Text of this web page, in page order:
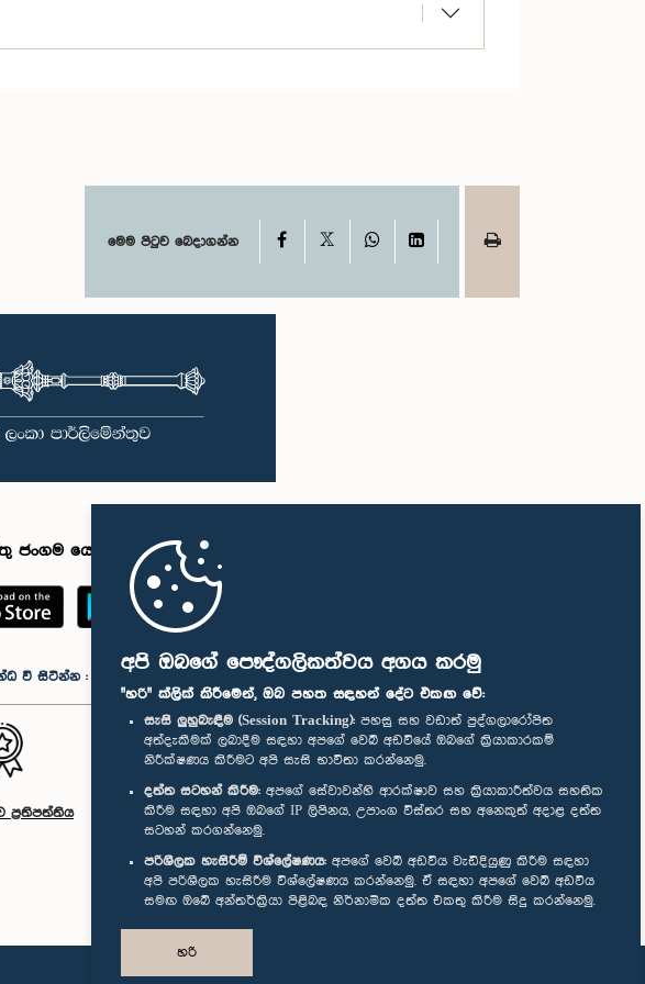
අපි ඔබගේ පෞද්ගලිකත්වය අගය කරමු
"හරි" ක්ලික් කිරීමෙන්, ඔබ පහත සඳහන් දේට එකඟ වේ:
සැසි ලුහුබැඳීම (Session Tracking): පහසු සහ වඩාත් පුද්ගලාරෝපිත
අත්දැකීමක් ලබාදීම සඳහා අපගේ වෙබ් අඩවියේ ඔබගේ ක්‍රියාකාරකම්
නිරීක්ෂණය කිරීමට අපි සැසි භාවිතා කරන්නෙමු.
දත්ත සටහන් කිරීම: අපගේ සේවාවන්හි ආරක්ෂාව සහ ක්‍රියාකාරීත්වය සහතික
කිරීම සඳහා අපි ඔබගේ IP ලිපිනය, උපාංග විස්තර සහ අනෙකුත් අදාළ දත්ත
සටහන් කරගන්නෙමු.
පරිශීලක හැසිරීම් විශ්ලේෂණය: අපගේ වෙබ් අඩවිය වැඩිදියුණු කිරීම සඳහා
අපි පරිශීලක හැසිරීම විශ්ලේෂණය කරන්නෙමු. ඒ සඳහා අපගේ වෙබ් අඩවිය
සමඟ ඔබේ අන්තර්ක්‍රියා පිළිබඳ නිර්නාමික දත්ත එකතු කිරීම සිදු කරන්නෙමු.
හරි
මෙම පිටුව බෙදාගන්න Facebook WhatsAppLinkedIn
ජංගම යෙදුම
වී සිටින්න :
ප්‍රතිපත්තිය